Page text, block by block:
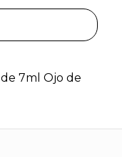
7ml Ojo de